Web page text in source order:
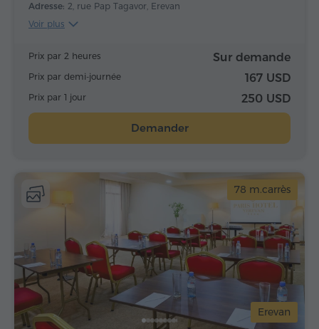
Adresse: 2, rue Pap Tagavor, Erevan
Voir plus
Prix par 2 heures Sur demande
Prix par demi-journée 167 USD
Prix par 1 jour 250 USD
Demander
Erevan
78 m.carrès